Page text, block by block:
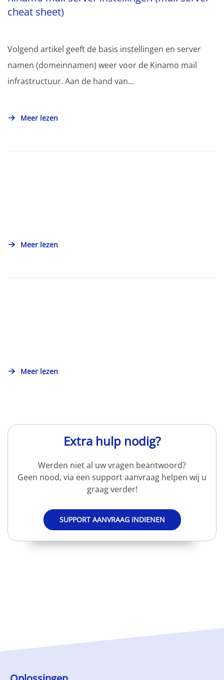
cheat sheet)
Volgend artikel geeft de basis instellingen en server
namen (domeinnamen) weer voor de Kinamo mail
infrastructuur. Aan de hand van...
Meer lezen
Meer lezen
Meer lezen
Extra hulp nodig?
Werden niet al uw vragen beantwoord?
Geen nood, via een support aanvraag helpen wij u
graag verder!
SUPPORT AANVRAAG INDIENEN